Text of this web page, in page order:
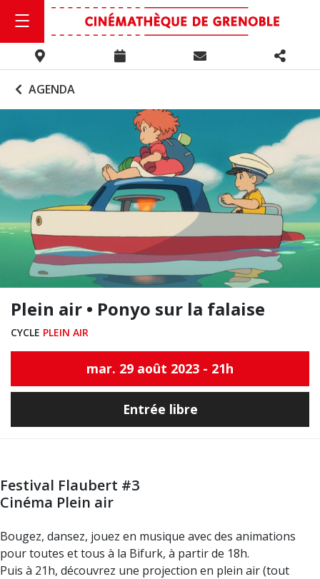
AGENDA
Plein air • Ponyo sur la falaise
CYCLE PLEIN AIR
mar. 29 août 2023 - 21h
Entrée libre
Festival Flaubert #3
Cinéma Plein air
Bougez, dansez, jouez en musique avec des animations
pour toutes et tous à la Bifurk, à partir de 18h.
Puis à 21h, découvrez une projection en plein air (tout